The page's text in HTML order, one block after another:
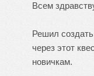
Всем
Решил
через этот
новичкам.